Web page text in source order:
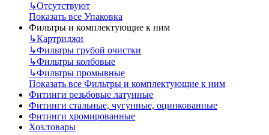
↳Отсутствуют
Показать все Упаковка
Фильтры и комплектующие к ним
↳Картриджи
↳Фильтры грубой очистки
↳Фильтры колбовые
↳Фильтры промывные
Показать все Фильтры и комплектующие к ним
Фитинги резьбовые латунные
Фитинги стальные, чугунные, оцинкованные
Фитинги хромированные
Хоз.товары